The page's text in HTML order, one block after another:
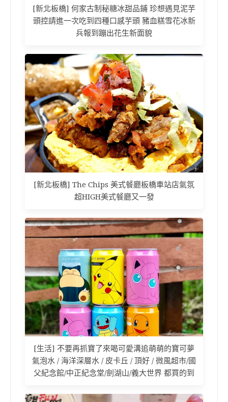
[新北板橋] 何家古制秘糖冰甜品鋪 珍想遇見泥芋
頭控請進一次吃到四種口感芋頭 豬血糕雪花冰新
兵報到蹦出花生新面貌
[新北板橋] The Chips 美式餐廳板橋車站店氣氛
超HIGH美式餐廳又一發
[生活] 不要再抓寶了來喝可愛溝追萌萌的寶可夢
氣泡水 / 海洋深層水 / 皮卡丘 / 頂好 / 微風超市/國
父紀念館/中正紀念堂/劍湖山/義大世界 都買的到